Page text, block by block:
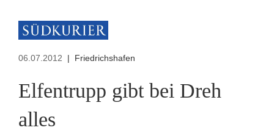
06.07.2012 | Friedrichshafen
Elfentrupp gibt bei Dreh
alles